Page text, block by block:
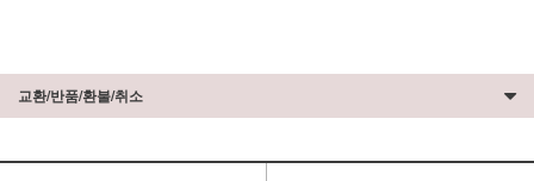
교환/반품/환불/취소